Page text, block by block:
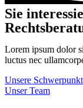
Sie
Lorem ipsum dolor
luctus nec
Unsere
Unser Team